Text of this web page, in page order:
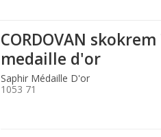
CORDOVAN
medaille d'or
Saphir Médaille D'or
1053 71